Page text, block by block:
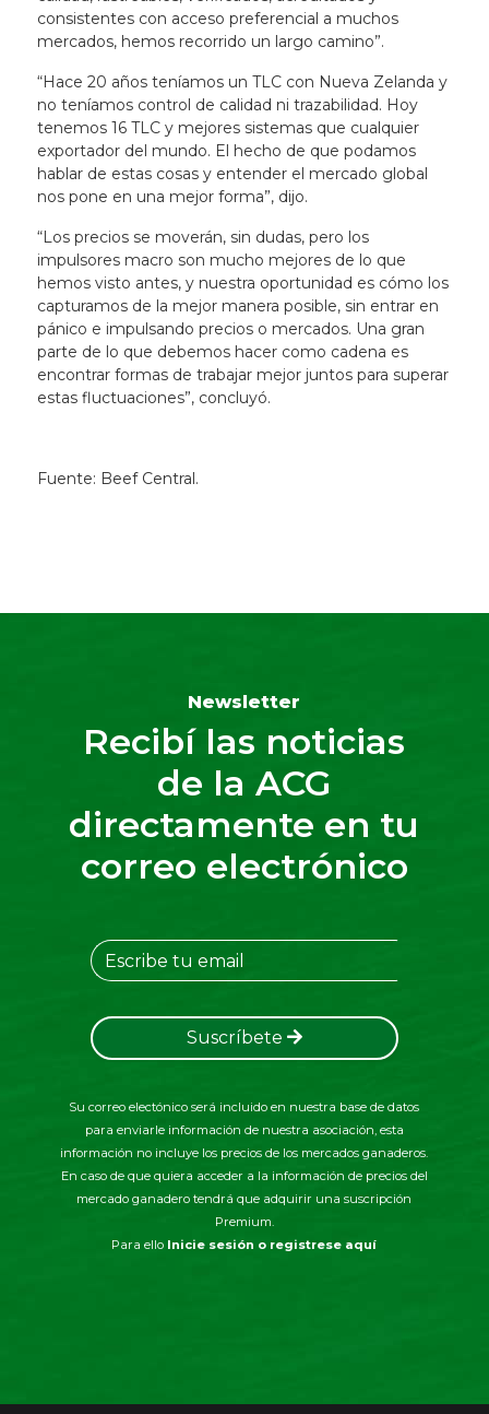
consistentes con acceso preferencial a muchos
mercados, hemos recorrido un largo camino”.
“Hace 20 años teníamos un TLC con Nueva Zelanda y
no teníamos control de calidad ni trazabilidad. Hoy
tenemos 16 TLC y mejores sistemas que cualquier
exportador del mundo. El hecho de que podamos
hablar de estas cosas y entender el mercado global
nos pone en una mejor forma”, dijo.
“Los precios se moverán, sin dudas, pero los
impulsores macro son mucho mejores de lo que
hemos visto antes, y nuestra oportunidad es cómo los
capturamos de la mejor manera posible, sin entrar en
pánico e impulsando precios o mercados. Una gran
parte de lo que debemos hacer como cadena es
encontrar formas de trabajar mejor juntos para superar
estas fluctuaciones”, concluyó.
Fuente: Beef Central.
Newsletter
Recibí las noticias
de la ACG
directamente en tu
correo electrónico
Suscríbete
Su correo electónico será incluido en nuestra base de datos
para enviarle información de nuestra asociación, esta
información no incluye los precios de los mercados ganaderos.
En caso de que quiera acceder a la información de precios del
mercado ganadero tendrá que adquirir una suscripción
Premium.
Para ello Inicie sesión o registrese aquí